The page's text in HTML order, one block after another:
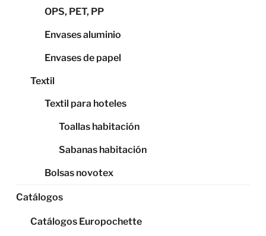
OPS, PET, PP
Envases aluminio
Envases de papel
Textil
Textil para hoteles
Toallas habitación
Sabanas habitación
Bolsas novotex
Catálogos
Catálogos Europochette